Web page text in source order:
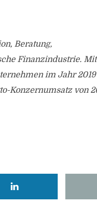
Beratung,
Finanzindustrie.
im Jahr
Konzernumsatz von